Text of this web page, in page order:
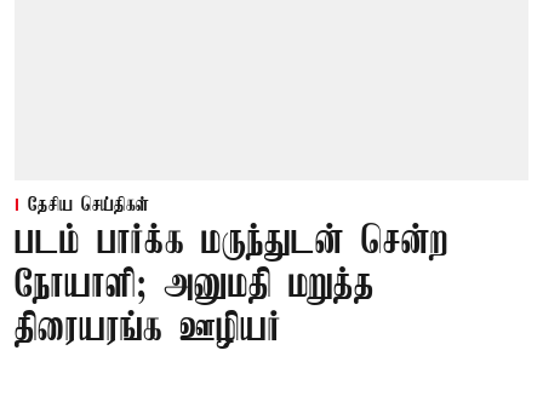
தேசிய செய்திகள்
படம் பார்க்க மருந்துடன் சென்ற
நோயாளி; அனுமதி மறுத்த
திரையரங்க ஊழியர்